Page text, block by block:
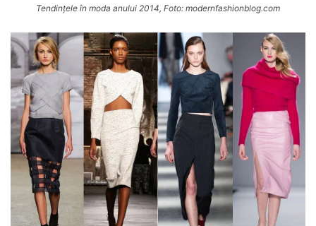
Tendințele în moda anului 2014, Foto: modernfashionblog.com